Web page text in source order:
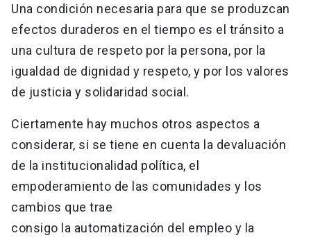
Una condición necesaria para que se produzcan
efectos duraderos en el tiempo es el tránsito a
una cultura de respeto por la persona, por la
igualdad de dignidad y respeto, y por los valores
de justicia y solidaridad social.
Ciertamente hay muchos otros aspectos a
considerar, si se tiene en cuenta la devaluación
de la institucionalidad política, el
empoderamiento de las comunidades y los
cambios que trae
consigo la automatización del empleo y la